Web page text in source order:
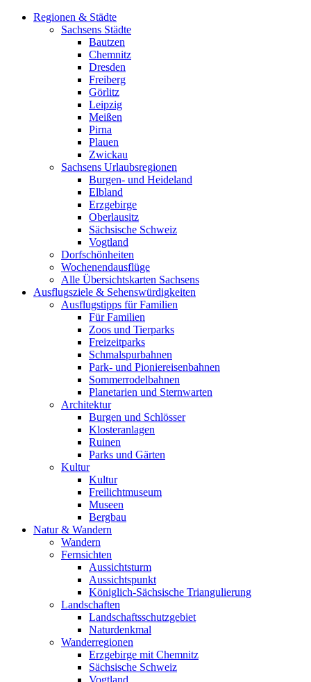
Regionen & Städte
Sachsens Städte
Bautzen
Chemnitz
Dresden
Freiberg
Görlitz
Leipzig
Meißen
Pirna
Plauen
Zwickau
Sachsens Urlaubsregionen
Burgen- und Heideland
Elbland
Erzgebirge
Oberlausitz
Sächsische Schweiz
Vogtland
Dorfschönheiten
Wochenendausflüge
Alle Übersichtskarten Sachsens
Ausflugsziele & Sehenswürdigkeiten
Ausflugstipps für Familien
Für Familien
Zoos und Tierparks
Freizeitparks
Schmalspurbahnen
Park- und Pioniereisenbahnen
Sommerrodelbahnen
Planetarien und Sternwarten
Architektur
Burgen und Schlösser
Klosteranlagen
Ruinen
Parks und Gärten
Kultur
Kultur
Freilichtmuseum
Museen
Bergbau
Natur & Wandern
Wandern
Fernsichten
Aussichtsturm
Aussichtspunkt
Königlich-Sächsische Triangulierung
Landschaften
Landschaftsschutzgebiet
Naturdenkmal
Wanderregionen
Erzgebirge mit Chemnitz
Sächsische Schweiz
Vogtland